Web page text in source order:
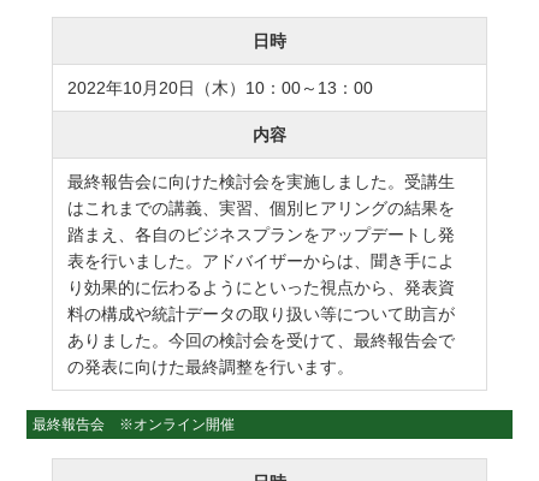
日時
2022年10月20日（木）10：00～13：00
内容
最終報告会に向けた検討会を実施しました。受講生
はこれまでの講義、実習、個別ヒアリングの結果を
踏まえ、各自のビジネスプランをアップデートし発
表を行いました。アドバイザーからは、聞き手によ
り効果的に伝わるようにといった視点から、発表資
料の構成や統計データの取り扱い等について助言が
ありました。今回の検討会を受けて、最終報告会で
の発表に向けた最終調整を行います。
最終報告会 ※オンライン開催